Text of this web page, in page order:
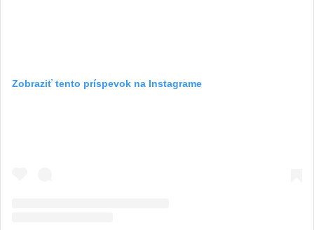
Zobraziť tento príspevok na Instagrame